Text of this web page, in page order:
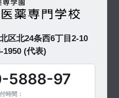
区北24条西6丁目2-10
1950(代表)
5888-97
時間：